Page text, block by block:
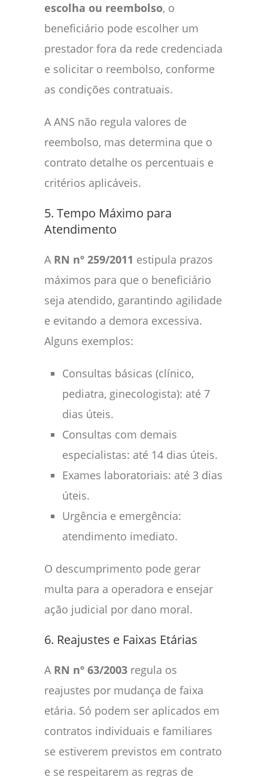
escolha ou reembolso, o
beneficiário pode escolher um
prestador fora da rede credenciada
e solicitar o reembolso, conforme
as condições contratuais.
A ANS não regula valores de
reembolso, mas determina que o
contrato detalhe os percentuais e
critérios aplicáveis.
5. Tempo Máximo para
Atendimento
A RN nº 259/2011 estipula prazos
máximos para que o beneficiário
seja atendido, garantindo agilidade
e evitando a demora excessiva.
Alguns exemplos:
Consultas básicas (clínico,
pediatra, ginecologista): até 7
dias úteis.
Consultas com demais
especialistas: até 14 dias úteis.
Exames laboratoriais: até 3 dias
úteis.
Urgência e emergência:
atendimento imediato.
O descumprimento pode gerar
multa para a operadora e ensejar
ação judicial por dano moral.
6. Reajustes e Faixas Etárias
A RN nº 63/2003 regula os
reajustes por mudança de faixa
etária. Só podem ser aplicados em
contratos individuais e familiares
se estiverem previstos em contrato
e se respeitarem as regras de